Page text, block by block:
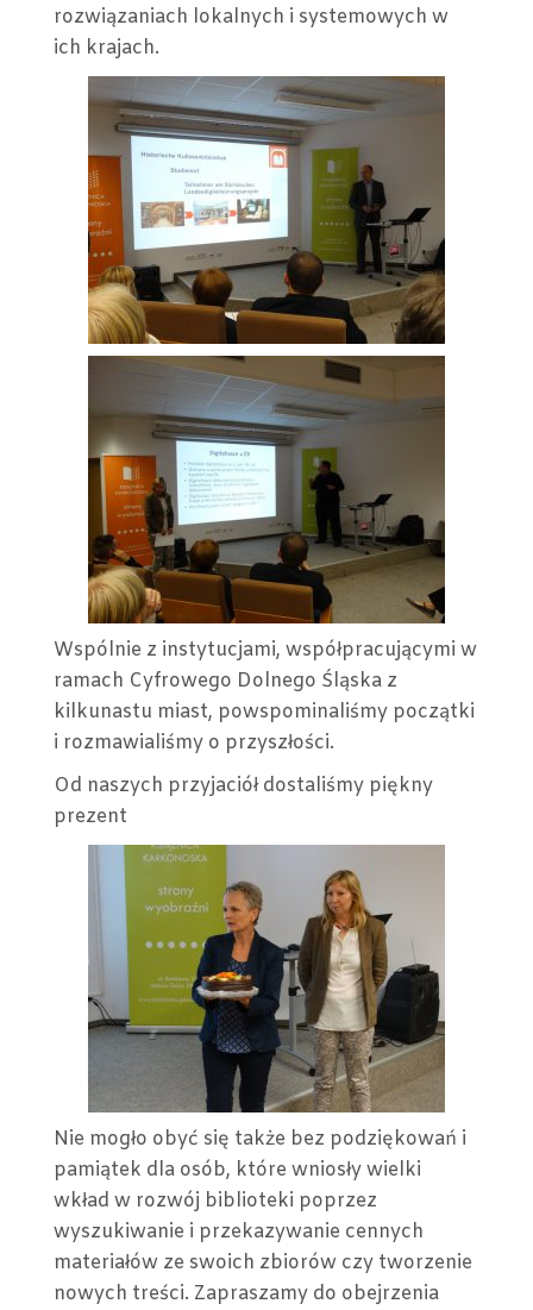
rozwiązaniach lokalnych i systemowych w
ich krajach.
Wspólnie z instytucjami, współpracującymi w
ramach Cyfrowego Dolnego Śląska z
kilkunastu miast, powspominaliśmy początki
i rozmawialiśmy o przyszłości.
Od naszych przyjaciół dostaliśmy piękny
prezent
Nie mogło obyć się także bez podziękowań i
pamiątek dla osób, które wniosły wielki
wkład w rozwój biblioteki poprzez
wyszukiwanie i przekazywanie cennych
materiałów ze swoich zbiorów czy tworzenie
nowych treści. Zapraszamy do obejrzenia